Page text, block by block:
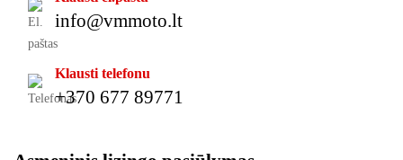
info@vmmoto.lt
Klausti telefonu
+370 677 89771